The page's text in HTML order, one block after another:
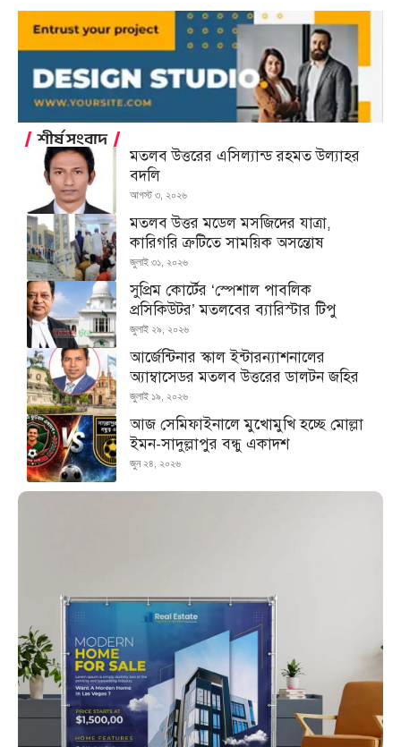
শীর্ষ সংবাদ
মতলব উত্তরের এসিল্যান্ড রহমত উল্যাহর
বদলি
আগস্ট ৩, ২০২৬
মতলব উত্তর মডেল মসজিদের যাত্রা,
কারিগরি ত্রুটিতে সাময়িক অসন্তোষ
জুলাই ৩১, ২০২৬
সুপ্রিম কোর্টের ‘স্পেশাল পাবলিক
প্রসিকিউটর’ মতলবের ব্যারিস্টার টিপু
জুলাই ২৯, ২০২৬
আর্জেন্টিনার স্কাল ইন্টারন্যাশনালের
অ্যাম্বাসেডর মতলব উত্তরের ডালটন জহির
জুলাই ১৯, ২০২৬
আজ সেমিফাইনালে মুখোমুখি হচ্ছে মোল্লা
ইমন-সাদুল্লাপুর বন্ধু একাদশ
জুন ২৪, ২০২৬